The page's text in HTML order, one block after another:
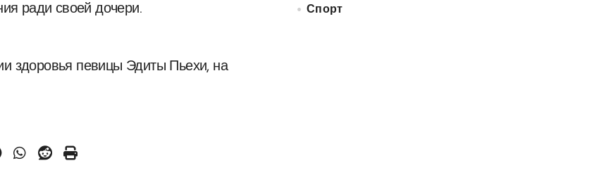
ради своей дочери.
здоровья певицы Эдиты Пьехи, на
Спорт